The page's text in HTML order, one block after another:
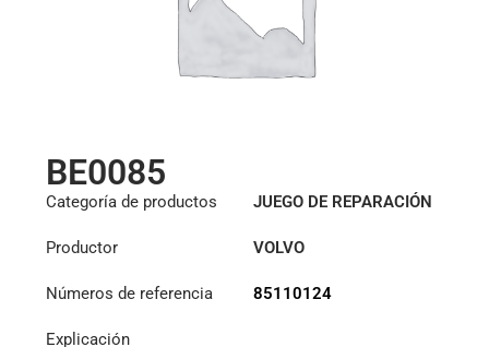
BE0085
Categoría de productos
JUEGO DE REPARACIÓN
Productor
VOLVO
Números de referencia 85110124
Explicación